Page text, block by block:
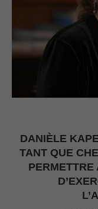
DANIÈLE
TANT QUE